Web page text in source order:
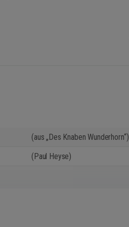
(aus „Des Knaben Wunderhorn“)
(Paul Heyse)